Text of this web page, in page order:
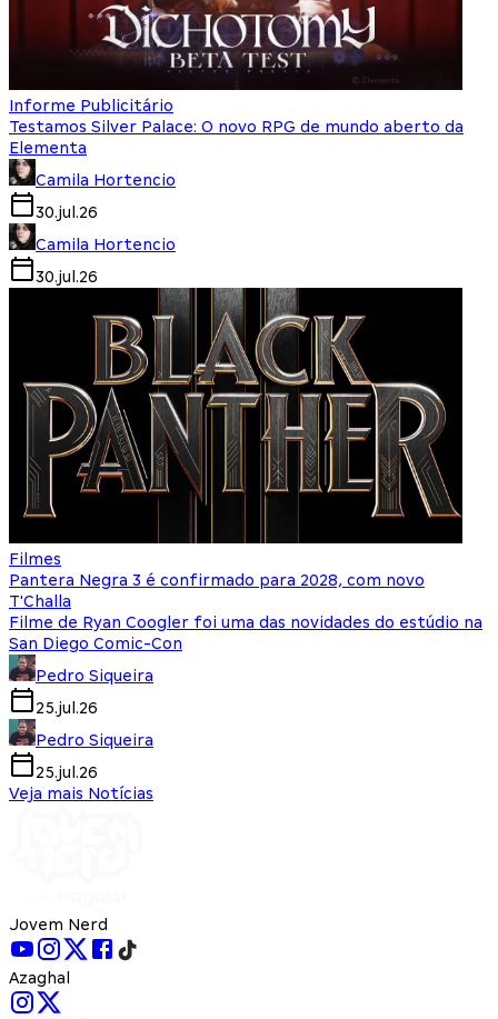
Informe Publicitário
Testamos Silver Palace: O novo RPG de mundo aberto da
Elementa
Camila Hortencio
30.jul.26
Camila Hortencio
30.jul.26
Filmes
Pantera Negra 3 é confirmado para 2028, com novo
T'Challa
Filme de Ryan Coogler foi uma das novidades do estúdio na
San Diego Comic-Con
Pedro Siqueira
25.jul.26
Pedro Siqueira
25.jul.26
Veja mais Notícias
Jovem Nerd
Azaghal